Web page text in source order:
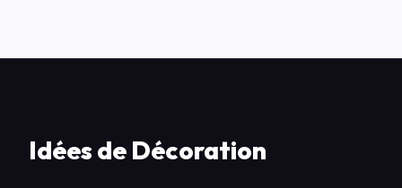
Idées de Décoration